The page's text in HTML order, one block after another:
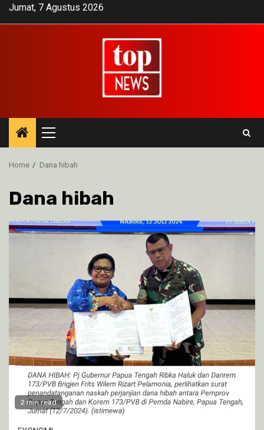
SkipJumat, 7 Agustus 2026
Primary
Menu
Home Dana hibah
Dana hibah
2 min read